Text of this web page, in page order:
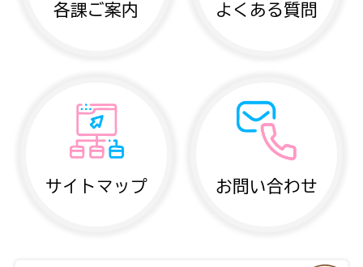
各課ご案内 よくある質問
サイトマップ お問い合わせ